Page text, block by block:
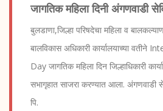
जागतिक महिला दिनी अंगणवाडी
बुलडाणा,जिल्हा परिषदेचा महिला व
बालविकास अधिकारी कार्यालयाच्या
Day जागतिक महिला दिन जिल्हाधिकारी
सभागृहात साजरा करण्यात आला. अंगणवाडी
पि.